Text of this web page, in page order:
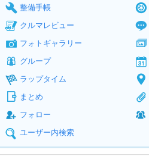
整備手帳
クルマレビュー
フォトギャラリー
グループ
ラップタイム
まとめ
フォロー
ユーザー内検索